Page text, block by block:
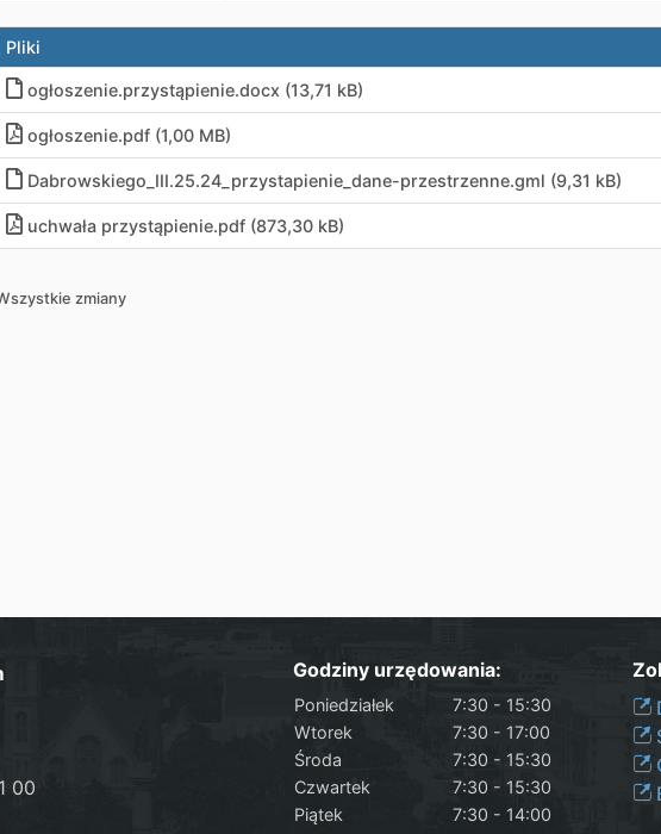
Pliki
ogłoszenie.przystąpienie.docx (13,71 kB)
ogłoszenie.pdf (1,00 MB)
Dabrowskiego_III.25.24_przystapienie_dane-przestrzenne.gml (9,31 kB)
uchwała przystąpienie.pdf (873,30 kB)
zmiany
00
Godziny urzędowania:
Poniedziałek
7:30 - 15:30
Wtorek
7:30 - 17:00
Środa
7:30 - 15:30
Czwartek
7:30 - 15:30
Piątek
7:30 - 14:00